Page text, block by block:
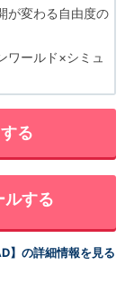
が変わる自由度の
ワールド×シミュ
る
する
】の詳細情報を見る